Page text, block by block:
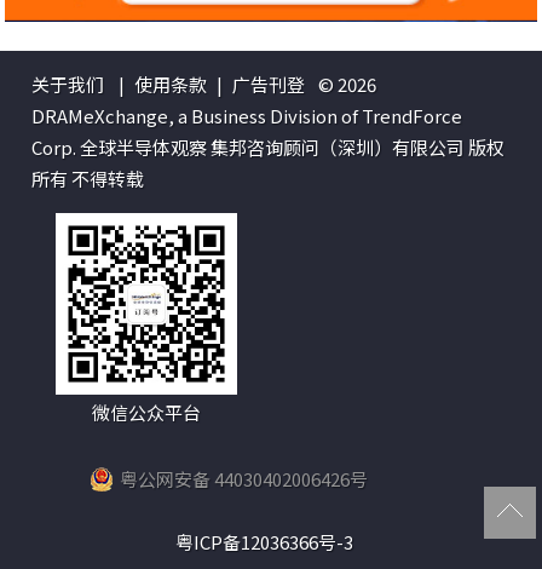
关于我们 | 使用条款 | 广告刊登 © 2026
DRAMeXchange, a Business Division of TrendForce
Corp. 全球半导体观察 集邦咨询顾问（深圳）有限公司 版权
所有 不得转载
微信公众平台
粤公网安备 44030402006426号
粤ICP备12036366号-3